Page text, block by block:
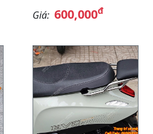
Giá: 600,000đ